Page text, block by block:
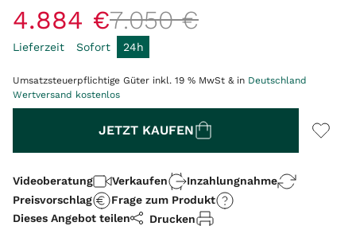
4.884 €7.050 €
Lieferzeit Sofort 24h
Umsatzsteuerpflichtige Güter inkl. 19 % MwSt & in Deutschland
Wertversand kostenlos
JETZT KAUFEN
Videoberatung Verkaufen
Inzahlungnahme
Preisvorschlag
Frage zum Produkt
Dieses Angebot teilen
Drucken